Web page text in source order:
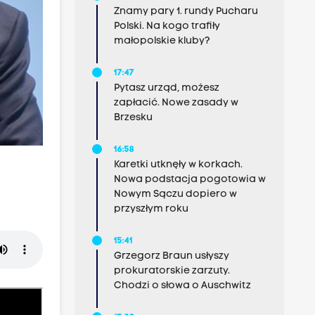
Znamy pary 1. rundy Pucharu
Polski. Na kogo trafiły
małopolskie kluby?
17:47
Pytasz urząd, możesz
zapłacić. Nowe zasady w
Brzesku
16:58
Karetki utknęły w korkach.
Nowa podstacja pogotowia w
Nowym Sączu dopiero w
przyszłym roku
15:41
Grzegorz Braun usłyszy
prokuratorskie zarzuty.
Chodzi o słowa o Auschwitz